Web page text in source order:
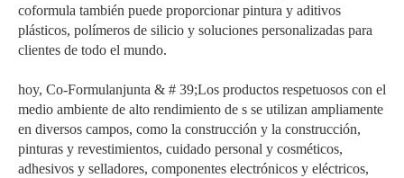
coformula también puede proporcionar pintura y aditivos
plásticos, polímeros de silicio y soluciones personalizadas para
clientes de todo el mundo.
hoy, Co-Formulanjunta & # 39;Los productos respetuosos con el
medio ambiente de alto rendimiento de s se utilizan ampliamente
en diversos campos, como la construcción y la construcción,
pinturas y revestimientos, cuidado personal y cosméticos,
adhesivos y selladores, componentes electrónicos y eléctricos,